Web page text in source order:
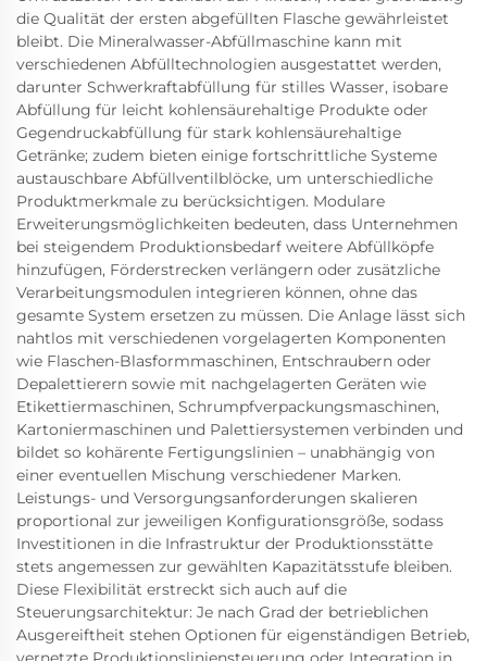
die Qualität der ersten abgefüllten Flasche gewährleistet
bleibt. Die Mineralwasser-Abfüllmaschine kann mit
verschiedenen Abfülltechnologien ausgestattet werden,
darunter Schwerkraftabfüllung für stilles Wasser, isobare
Abfüllung für leicht kohlensäurehaltige Produkte oder
Gegendruckabfüllung für stark kohlensäurehaltige
Getränke; zudem bieten einige fortschrittliche Systeme
austauschbare Abfüllventilblöcke, um unterschiedliche
Produktmerkmale zu berücksichtigen. Modulare
Erweiterungsmöglichkeiten bedeuten, dass Unternehmen
bei steigendem Produktionsbedarf weitere Abfüllköpfe
hinzufügen, Förderstrecken verlängern oder zusätzliche
Verarbeitungsmodulen integrieren können, ohne das
gesamte System ersetzen zu müssen. Die Anlage lässt sich
nahtlos mit verschiedenen vorgelagerten Komponenten
wie Flaschen-Blasformmaschinen, Entschraubern oder
Depalettierern sowie mit nachgelagerten Geräten wie
Etikettiermaschinen, Schrumpfverpackungsmaschinen,
Kartoniermaschinen und Palettiersystemen verbinden und
bildet so kohärente Fertigungslinien – unabhängig von
einer eventuellen Mischung verschiedener Marken.
Leistungs- und Versorgungsanforderungen skalieren
proportional zur jeweiligen Konfigurationsgröße, sodass
Investitionen in die Infrastruktur der Produktionsstätte
stets angemessen zur gewählten Kapazitätsstufe bleiben.
Diese Flexibilität erstreckt sich auch auf die
Steuerungsarchitektur: Je nach Grad der betrieblichen
Ausgereiftheit stehen Optionen für eigenständigen Betrieb,